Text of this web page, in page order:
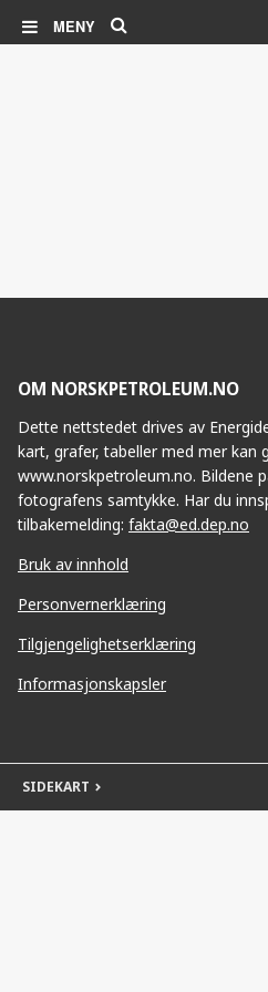
MENY
OM NORSKPETROLEUM.NO
Dette nettstedet drives av
kart, grafer, tabeller med mer kan
www.norskpetroleum.no. Bildene
fotografens samtykke. Har du
tilbakemelding: fakta@ed.dep.no
Bruk av innhold
Personvernerklæring
Tilgjengelighetserklæring
Informasjonskapsler
SIDEKART